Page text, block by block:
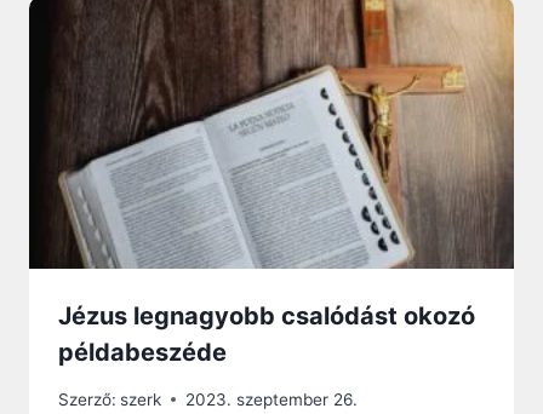
Jézus legnagyobb csalódást okozó
példabeszéde
Szerző: szerk 2023. szeptember 26.